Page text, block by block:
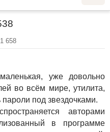
658
уже довольно
во всём мире, утилита,
под звездочками.
авторами
в программе